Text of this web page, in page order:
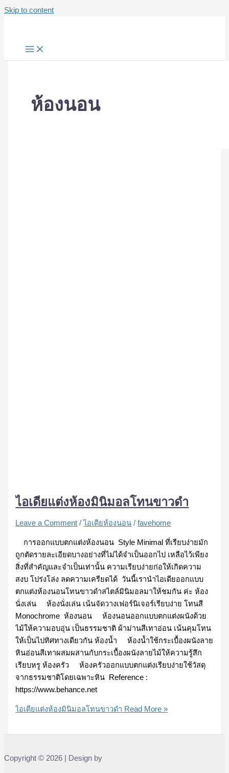
Skip to content
ห้องนอน
ไอเดียแต่งห้องมินิมอลโทนขาวดำ
Leave a Comment /ไอเดียห้องนอน /favehome
การออกแบบตกแต่งห้องนอน Style Minimal ที่เรียบง่ายมัก
ถูกตัดรายละเอียดบางอย่างที่ไม่ได้จำเป็นออกไป เหลือไว้เพียง
สิ่งที่สำคัญและจำเป็นเท่านั้น ความเรียบง่ายก่อให้เกิดความ
สงบ โปร่งโล่ง ลดความเครียดได้ วันนี้เรานำไอเดียออกแบบ
ตกแต่งห้องนอนโทนขาวดำสไตล์มินิมอลมาให้ชมกัน ค่ะ ห้อง
นั่งเล่น ห้องนั่งเล่น เน้นจัดวางเฟอร์นิเจอร์เรียบง่าย โทนสี
Monochrome ห้องนอน ห้องนอนออกแบบตกแต่งผนังด้วย
ไม้ให้ความอบอุ่น เป็นธรรมชาติ ผ้าม่านสีเทาอ่อน เน้นคุมโทน
ให้เป็นไปทิศทางเดียวกัน ห้องน้ำ ห้องน้ำใช้กระเบื้องผนังลาย
หินอ่อนสีเทาผสมผสานกับกระเบื้องผนังลายไม้ให้ความรู้สึก
เรียบหรู ห้องครัว ห้องครัวออกแบบตกแต่งเรียบง่ายใช้วัสดุ
จากธรรมชาติโดยเฉพาะหิน Reference :
https://www.behance.net
ไอเดียแต่งห้องมินิมอลโทนขาวดำ Read More »
Copyright © 2026 | Design by